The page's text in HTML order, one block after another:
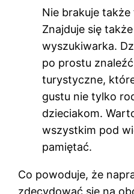
Nie brakuje
Znajduje się
wyszukiwarka.
po prostu
turystyczne,
gustu nie tylko
dzieciakom.
wszystkim pod
pamiętać.
Co powoduje, że
zdecydować się na